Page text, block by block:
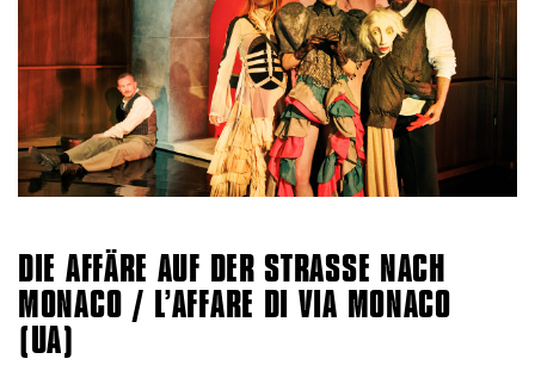
DIE AFFÄRE AUF DER STRASSE NACH M
ONACO / L’AFFARE DI VIA MONACO (
UA)